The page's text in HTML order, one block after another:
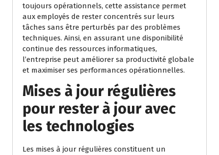
toujours opérationnels, cette assistance permet
aux employés de rester concentrés sur leurs
tâches sans être perturbés par des problèmes
techniques. Ainsi, en assurant une disponibilité
continue des ressources informatiques,
l’entreprise peut améliorer sa productivité globale
et maximiser ses performances opérationnelles.
Mises à jour régulières
pour rester à jour avec
les technologies
Les mises à jour régulières constituent un